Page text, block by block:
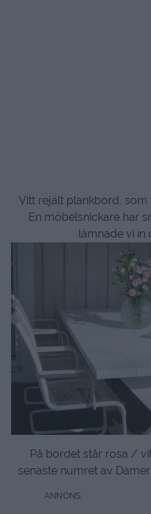
Vitt rejält plankbord, som
En möbelsnickare har
lämnade vi in
På bordet står rosa /
senaste numret av